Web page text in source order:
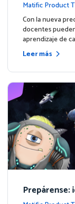
e
Matific Product
o
Con la nueva
docentes
aprendizaje de
Leer más
Prepárense: